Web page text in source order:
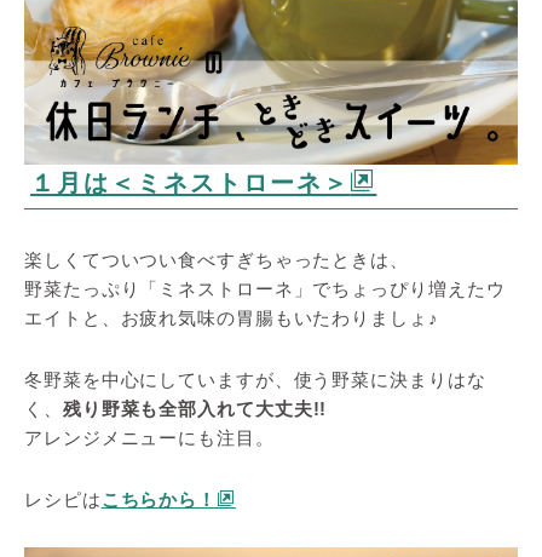
１月は＜ミネストローネ＞
楽しくてついつい食べすぎちゃったときは、
野菜たっぷり「ミネストローネ」でちょっぴり増えたウ
エイトと、お疲れ気味の胃腸もいたわりましょ♪
冬野菜を中心にしていますが、使う野菜に決まりはな
く、 残り野菜も全部入れて大丈夫!!
アレンジメニューにも注目。
レシピはこちらから！